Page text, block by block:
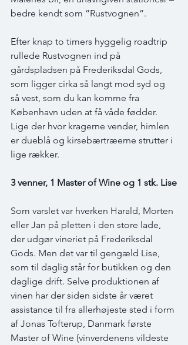
bedre kendt som ”Rustvognen”.
Efter knap to timers hyggelig roadtrip
rullede Rustvognen ind på
gårdspladsen på Frederiksdal Gods,
som ligger cirka så langt mod syd og
så vest, som du kan komme fra
København uden at få våde fødder.
Lige der hvor kragerne vender, himlen
er dueblå og kirsebærtræerne strutter i
lige rækker.
3 venner, 1 Master of Wine og 1 stk. Lise
Som varslet var hverken Harald, Morten
eller Jan på pletten i den store lade,
der udgør vineriet på Frederiksdal
Gods. Men det var til gengæld Lise,
som til daglig står for butikken og den
daglige drift. Selve produktionen af
vinen har der siden sidste år været
assistance til fra allerhøjeste sted i form
af Jonas Tofterup, Danmark første
Master of Wine (vinverdenens vildeste